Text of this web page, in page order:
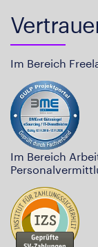
Im Bereich
Im Bereich